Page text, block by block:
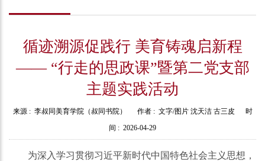
循迹溯源促践行 美育铸魂启新程
—— “行走的思政课”暨第二党支部
主题实践活动
来源 : 李叔同美育学院（叔同书院） 作者 : 文字/图片 沈天洁 古三皮
时
间 : 2026-04-29
为深入学习贯彻习近平新时代中国特色社会主义思想，